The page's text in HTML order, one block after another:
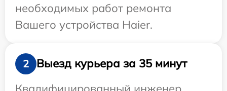
необходимых работ ремонта
Вашего устройства Haier.
2
Выезд курьера за 35 минут